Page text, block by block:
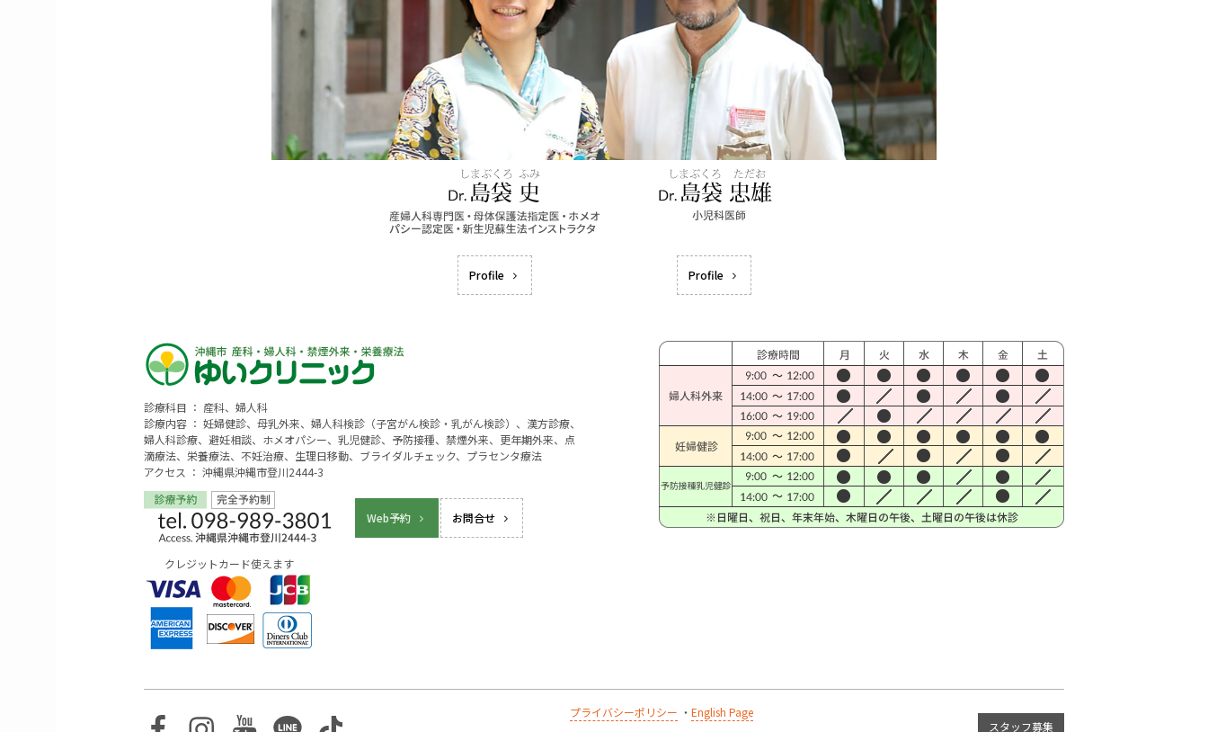
Profile Profile
診療科目 ： 産科、婦人科
診療内容 ： 妊婦健診、母乳外来、婦人科検診（子宮がん検診・乳がん検診）、漢方診療、
婦人科診療、避妊相談、ホメオパシー、乳児健診、予防接種、禁煙外来、更年期外来、点
滴療法、栄養療法、不妊治療、生理日移動、ブライダルチェック、プラセンタ療法
アクセス ： 沖縄県沖縄市登川2444-3
Web予約 お問合せ
クレジットカード使えます
プライバシーポリシー ・ English Page
スタッフ募集